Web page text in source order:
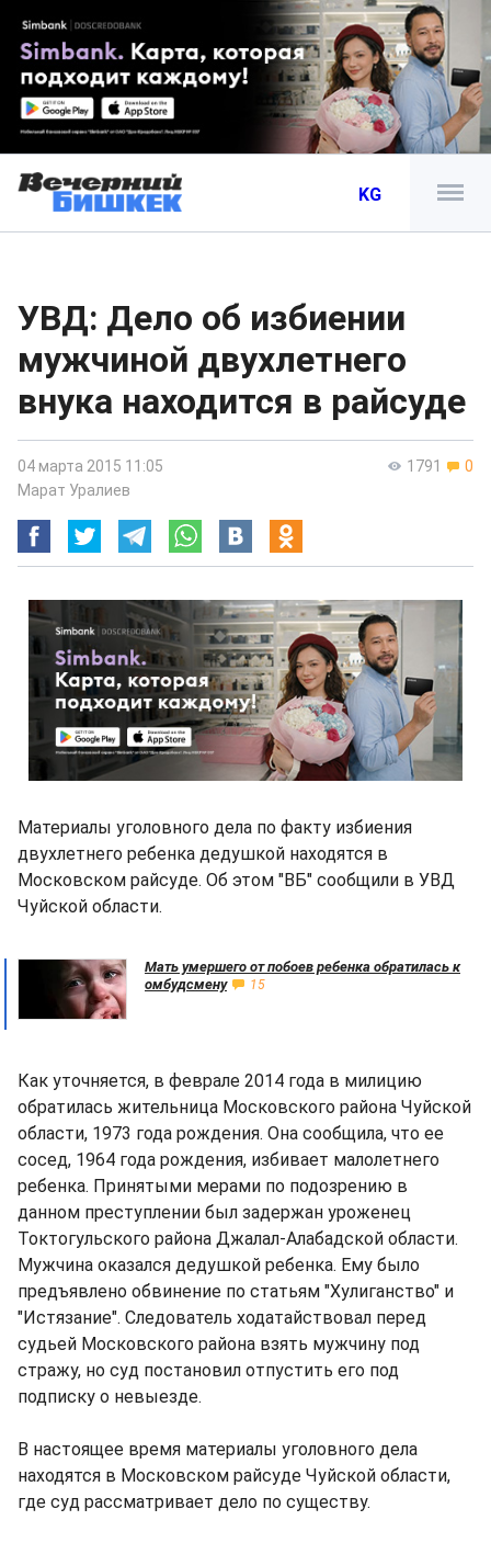
KG
УВД: Дело об избиении
мужчиной двухлетнего
внука находится в райсуде
1791 0
04 марта 2015 11:05
Марат Уралиев
Материалы уголовного дела по факту избиения
двухлетнего ребенка дедушкой находятся в
Московском райсуде. Об этом "ВБ" сообщили в УВД
Чуйской области.
Мать умершего от побоев ребенка обратилась к
омбудсмену
15
Как уточняется, в феврале 2014 года в милицию
обратилась жительница Московского района Чуйской
области, 1973 года рождения. Она сообщила, что ее
сосед, 1964 года рождения, избивает малолетнего
ребенка. Принятыми мерами по подозрению в
данном преступлении был задержан уроженец
Токтогульского района Джалал-Алабадской области.
Мужчина оказался дедушкой ребенка. Ему было
предъявлено обвинение по статьям "Хулиганство" и
"Истязание". Следователь ходатайствовал перед
судьей Московского района взять мужчину под
стражу, но суд постановил отпустить его под
подписку о невыезде.
В настоящее время материалы уголовного дела
находятся в Московском райсуде Чуйской области,
где суд рассматривает дело по существу.